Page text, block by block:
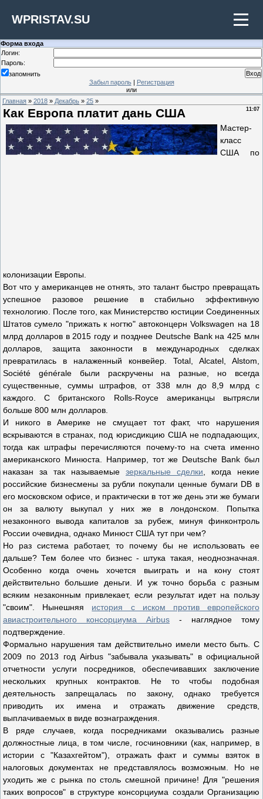
WPRISTAV.SU
Форма входа
Логин:
Пароль:
запомнить
Забыл пароль| Регистрация
или
Главная » 2018 » Декабрь » 25 »
11:07
Как Европа платит дань США
Мастер-
класс
США по
колонизации Европы.
Вот что у американцев не отнять, это талант быстро превращать
успешное разовое решение в стабильно эффективную
технологию. После того, как Министерство юстиции Соединенных
Штатов сумело "прижать к ногтю" автоконцерн Volkswagen на 18
млрд долларов в 2015 году и позднее Deutsche Bank на 425 млн
долларов, защита законности в международных сделках
превратилась в налаженный конвейер. Total, Alcatel, Alstom,
Société générale были раскручены на разные, но всегда
существенные, суммы штрафов, от 338 млн до 8,9 млрд с
каждого. С британского Rolls-Royce американцы вытрясли
больше 800 млн долларов.
И никого в Америке не смущает тот факт, что нарушения
вскрываются в странах, под юрисдикцию США не подпадающих,
тогда как штрафы перечисляются почему-то на счета именно
американского Минюста. Например, тот же Deutsche Bank был
наказан за так называемые зеркальные сделки , когда некие
российские бизнесмены за рубли покупали ценные бумаги DB в
его московском офисе, и практически в тот же день эти же бумаги
он за валюту выкупал у них же в лондонском. Попытка
незаконного вывода капиталов за рубеж, минуя финконтроль
России очевидна, однако Минюст США тут при чем?
Но раз система работает, то почему бы не использовать ее
дальше? Тем более что бизнес - штука такая, неоднозначная.
Особенно когда очень хочется выиграть и на кону стоят
действительно большие деньги. И уж точно борьба с разным
всяким незаконным привлекает, если результат идет на пользу
"своим". Нынешняя история с иском против европейского
авиастроительного консорциума Airbus - наглядное тому
подтверждение.
Формально нарушения там действительно имели место быть. С
2009 по 2013 год Airbus "забывала указывать" в официальной
отчетности услуги посредников, обеспечивавших заключение
нескольких крупных контрактов. Не то чтобы подобная
деятельность запрещалась по закону, однако требуется
приводить их имена и отражать движение средств,
выплачиваемых в виде вознаграждения.
В ряде случаев, когда посредниками оказывались разные
должностные лица, в том числе, госчиновники (как, например, в
истории с "Казахгейтом"), отражать факт и суммы взяток в
налоговых документах не представлялось возможным. Но не
уходить же с рынка по столь смешной причине! Для "решения
таких вопросов" в структуре консорциума создали Организацию